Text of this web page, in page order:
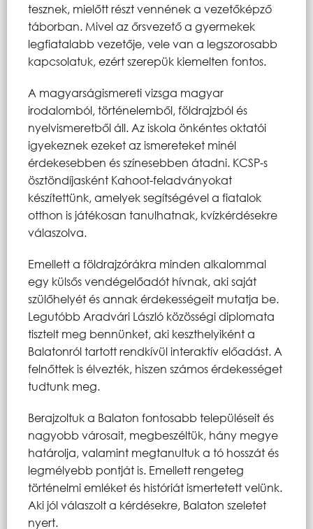
tesznek, mielőtt részt vennének a vezetőképző
táborban. Mivel az őrsvezető a gyermekek
legfiatalabb vezetője, vele van a legszorosabb
kapcsolatuk, ezért szerepük kiemelten fontos.
A magyarságismereti vizsga magyar
irodalomból, történelemből, földrajzból és
nyelvismeretből áll. Az iskola önkéntes oktatói
igyekeznek ezeket az ismereteket minél
érdekesebben és színesebben átadni. KCSP-s
ösztöndíjasként Kahoot-feladványokat
készítettünk, amelyek segítségével a fiatalok
otthon is játékosan tanulhatnak, kvízkérdésekre
válaszolva.
Emellett a földrajzórákra minden alkalommal
egy külsős vendégelőadót hívnak, aki saját
szülőhelyét és annak érdekességeit mutatja be.
Legutóbb Aradvári László közösségi diplomata
tisztelt meg bennünket, aki keszthelyiként a
Balatonról tartott rendkívül interaktív előadást. A
felnőttek is élvezték, hiszen számos érdekességet
tudtunk meg.
Berajzoltuk a Balaton fontosabb településeit és
nagyobb városait, megbeszéltük, hány megye
határolja, valamint megtanultuk a tó hosszát és
legmélyebb pontját is. Emellett rengeteg
történelmi emléket és históriát ismertetett velünk.
Aki jól válaszolt a kérdésekre, Balaton szeletet
nyert.